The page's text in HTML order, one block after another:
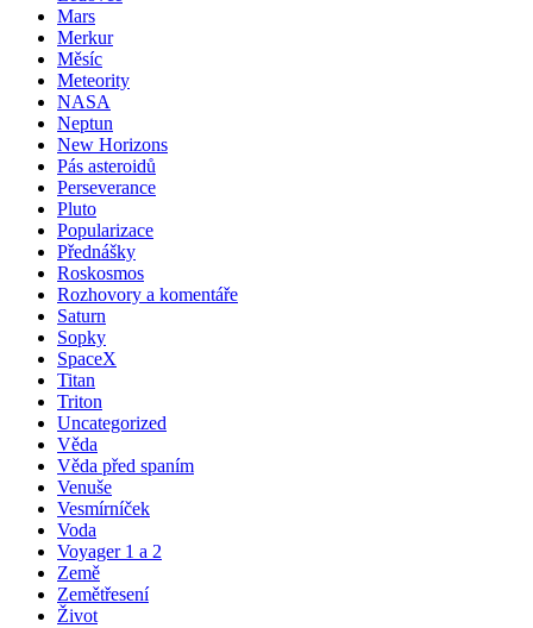
Mars
Merkur
Měsíc
Meteority
NASA
Neptun
New Horizons
Pás asteroidů
Perseverance
Pluto
Popularizace
Přednášky
Roskosmos
Rozhovory a komentáře
Saturn
Sopky
SpaceX
Titan
Triton
Uncategorized
Věda
Věda před spaním
Venuše
Vesmírníček
Voda
Voyager 1 a 2
Země
Zemětřesení
Život